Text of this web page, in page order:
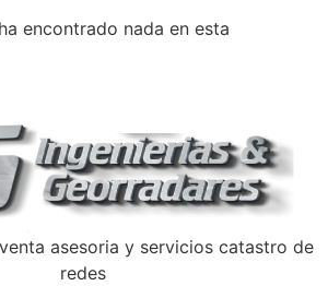
encontrado nada en esta
asesoria y servicios catastro de
redes